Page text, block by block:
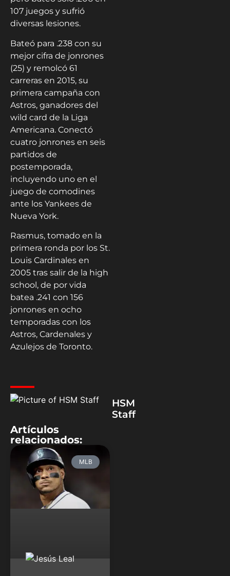
107 juegos y sufrió
diversas lesiones.
Bateó para .238 con su
mejor cifra de jonrones
(25) y remolcó 61
carreras en 2015, su
primera campaña con
Astros, ganadores del
wild card de la Liga
Americana. Conectó
cuatro jonrones en seis
partidos de
postemporada,
incluyendo uno en el
juego de comodines
ante los Yankees de
Nueva York.
Rasmus, tomado en la
primera ronda por los St.
Louis Cardinales en
2005 tras salir de la high
school, de por vida
batea .241 con 156
jonrones en ocho
temporadas con los
Astros, Cardenales y
Azulejos de Toronto.
HSM
Staff
Artículos
relacionados:
MLB